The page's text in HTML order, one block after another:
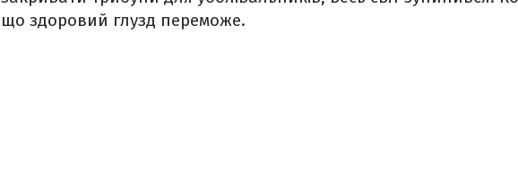
що здоровий глузд переможе.